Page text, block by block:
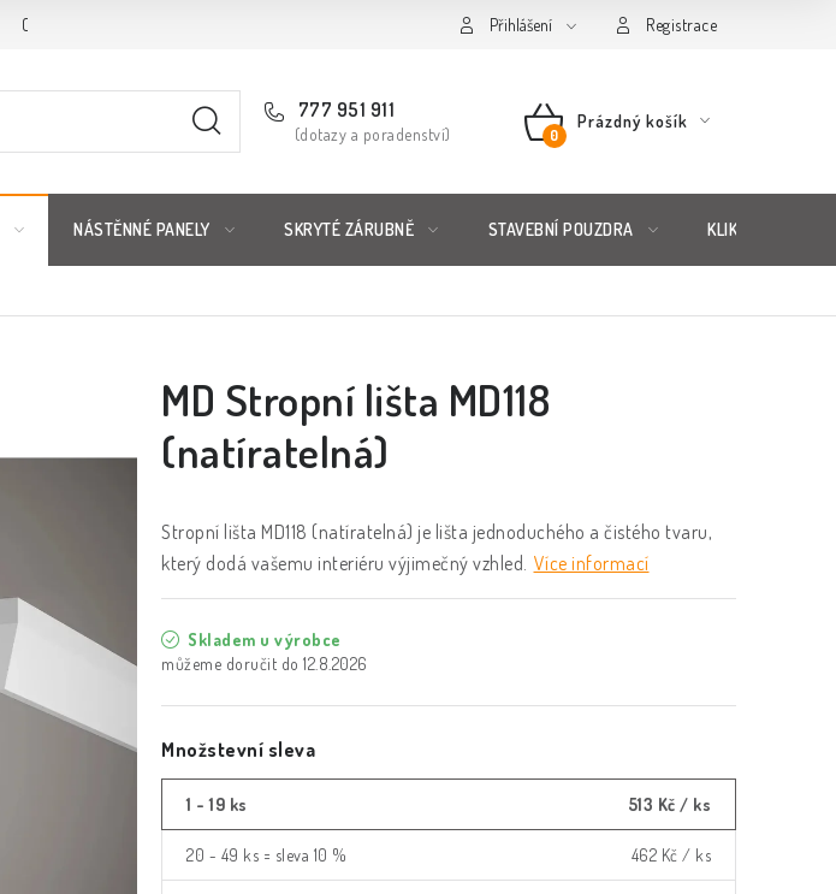
Obchodní podmínky Posuzování Jakosti GDPR FAQ
Přihlášení Registrace
777 951 911
(dotazy a poradenství)
NÁKUPNÍ
Prázdný košík
NÁSTĚNNÉ PANELY SKRYTÉ ZÁRUBNĚ STAVEBNÍ POUZDRA KLIKY & KOVÁNÍ
MD Stropní lišta MD118
(natíratelná)
Stropní lišta MD118 (natíratelná) je lišta jednoduchého a čistého tvaru,
který dodá vašemu interiéru výjimečný vzhled. Více informací
Skladem u výrobce
12.8.2026
Množstevní sleva
1 - 19 ks 513 Kč / ks
20 - 49 ks = sleva 10 % 462 Kč / ks